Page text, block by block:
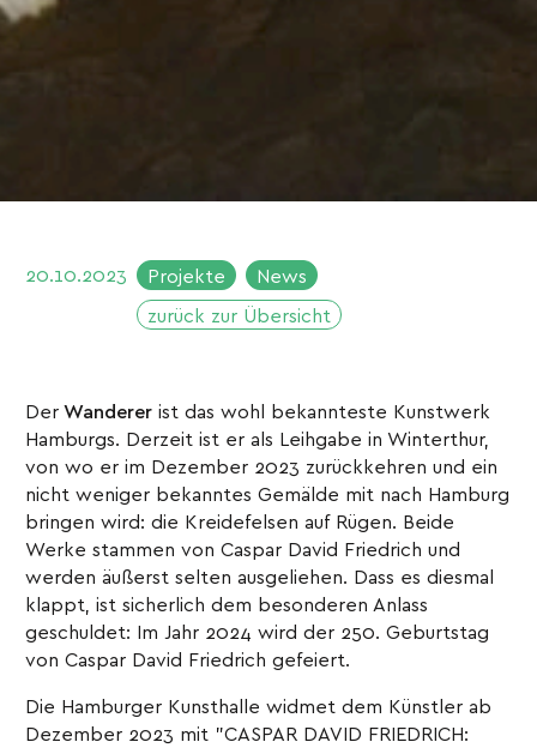
20.10.2023 Projekte
News
zurück zur Übersicht
Der Wanderer ist das wohl bekannteste Kunstwerk
Hamburgs. Derzeit ist er als Leihgabe in Winterthur,
von wo er im Dezember 2023 zurückkehren und ein
nicht weniger bekanntes Gemälde mit nach Hamburg
bringen wird: die Kreidefelsen auf Rügen. Beide
Werke stammen von Caspar David Friedrich und
werden äußerst selten ausgeliehen. Dass es diesmal
klappt, ist sicherlich dem besonderen Anlass
geschuldet: Im Jahr 2024 wird der 250. Geburtstag
von Caspar David Friedrich gefeiert.
Die Hamburger Kunsthalle widmet dem Künstler ab
Dezember 2023 mit "CASPAR DAVID FRIEDRICH: